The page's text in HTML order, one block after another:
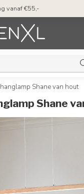
vanaf €55,-
Shane van hout
Shane